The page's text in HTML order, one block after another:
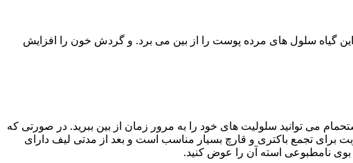
این گیاه سلول های مرده پوست را از بین می برد. و گردش خون را افزایش
می توانید سلولیت های خود را به مرور زمان از بین ببرید. در صورتی که
برای تجمع باکتری و قارچ بسیار مناسب است و بعد از مدتی لیف دارای
نامطبوعی استه آن را عوض کنید.